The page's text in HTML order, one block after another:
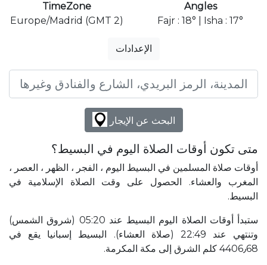
Angles
Fajr : 18° | Isha : 17°
TimeZone
Europe/Madrid (GMT 2)
الإعدادات
البحث عن الإيجار
متى تكون أوقات الصلاة اليوم في البسيط؟
أوقات صلاة المسلمين في البسيط اليوم ، الفجر ، الظهر ، العصر ،
المغرب والعشاء. الحصول على وقت الصلاة الإسلامية في
البسيط.
ستبدأ أوقات الصلاة اليوم البسيط عند 05:20 (شروق الشمس)
وتنتهي عند 22:49 (صلاة العشاء). البسيط إسبانيا يقع في
4406٫68 كلم الشرق إلى مكة المكرمة.